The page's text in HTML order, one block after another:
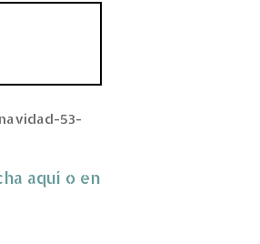
aquí o en